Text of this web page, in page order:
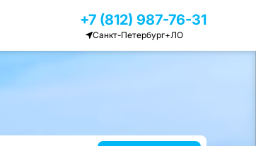
+7 (812) 987-76-31
Санкт-Петербург+ЛО